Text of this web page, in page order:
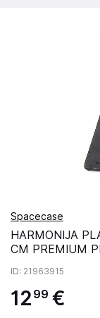
Spacecase
HARMONIJA
CM PREMIUM
ID: 21963915
12 99 €